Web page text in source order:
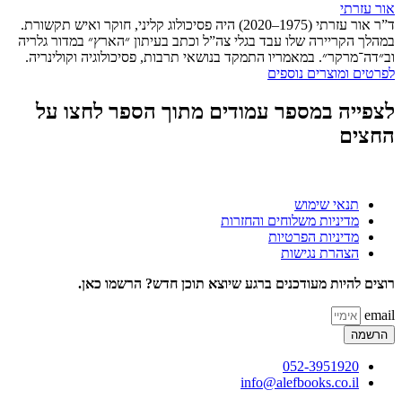
אור עזרתי
ד”ר אור עזרתי (1975–2020) היה פסיכולוג קליני, חוקר ואיש תקשורת.
במהלך הקריירה שלו עבד בגלי צה”ל וכתב בעיתון ״הארץ״ במדור גלריה
וב״דה־מרקר״. במאמריו התמקד בנושאי תרבות, פסיכולוגיה וקולינריה.
לפרטים ומוצרים נוספים
לצפייה במספר עמודים מתוך הספר לחצו על
החצים
תנאי שימוש
מדיניות משלוחים והחזרות
מדיניות הפרטיות
הצהרת נגישות
רוצים להיות מעודכנים ברגע שיוצא תוכן חדש? הרשמו כאן.
email
הרשמה
052-3951920
info@alefbooks.co.il